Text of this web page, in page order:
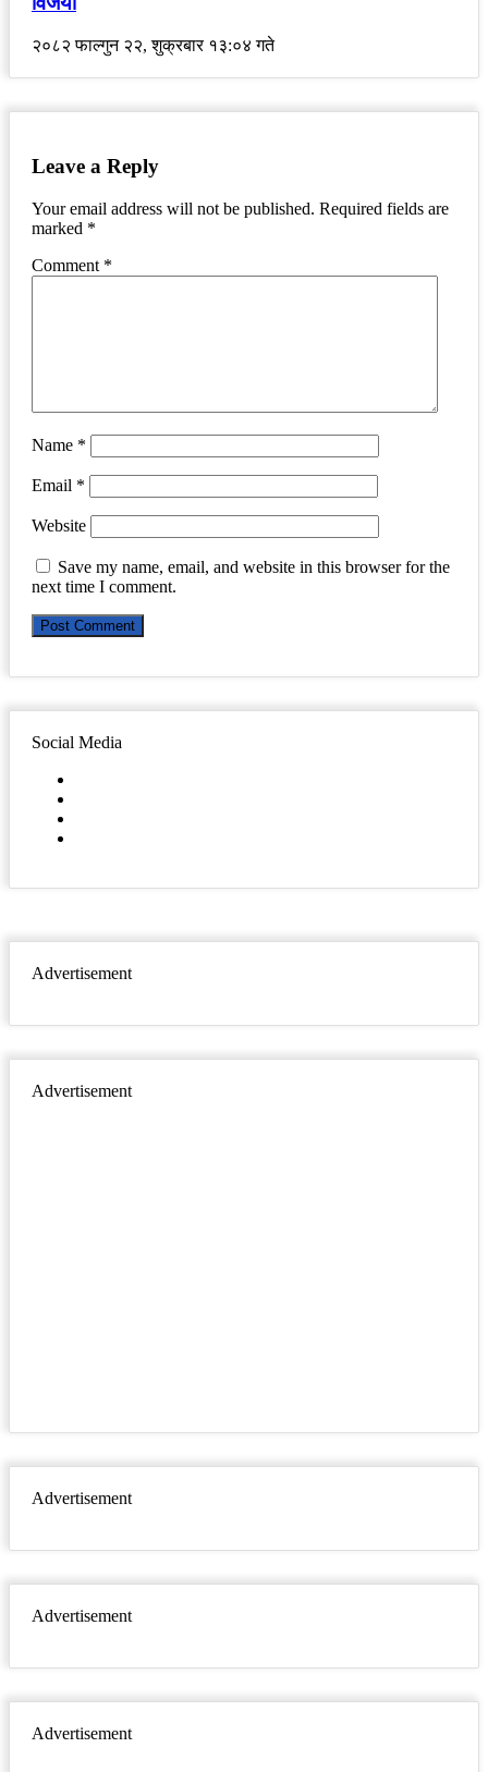
२०८२ फाल्गुन २२, शुक्रबार १३:०४ गते
Leave a Reply
Your email address will not be published. Required fields are
marked *
Comment *
Name *
Email *
Website
Save my name, email, and website in this browser for the
next time I comment.
Social Media
Advertisement
Advertisement
Advertisement
Advertisement
Advertisement